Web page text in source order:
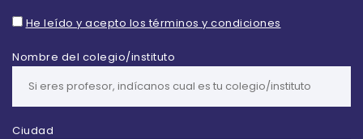
He leído y acepto los términos y condiciones
Nombre del colegio/instituto
Ciudad